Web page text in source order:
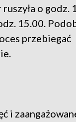
o godz.
15.00.
przebiegać
i